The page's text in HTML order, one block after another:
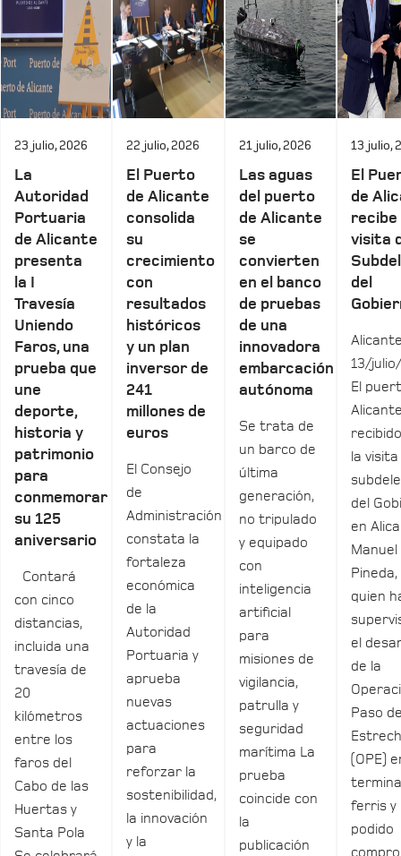
23 julio, 2026
La
Autoridad
Portuaria
de Alicante
presenta
la I
Travesía
Uniendo
Faros, una
prueba que
une
deporte,
historia y
patrimonio
para
conmemorar
su 125
aniversario
Contará
con cinco
distancias,
incluida una
travesía de
20
kilómetros
entre los
faros del
Cabo de las
Huertas y
Santa Pola
22 julio, 2026
El Puerto
de Alicante
consolida
su
crecimiento
con
resultados
históricos
y un plan
inversor de
241
millones de
euros
El Consejo
de
Administración
constata la
fortaleza
económica
de la
Autoridad
Portuaria y
aprueba
nuevas
actuaciones
para
reforzar la
sostenibilidad,
la innovación
y la
21 julio, 2026
Las aguas
del puerto
de Alicante
se
convierten
en el banco
de pruebas
de una
innovadora
embarcación
autónoma
Se trata de
un barco de
última
generación,
no tripulado
y equipado
con
inteligencia
artificial
para
misiones de
vigilancia,
patrulla y
seguridad
marítima La
prueba
coincide con
la
publicación
13 julio,
El
de
recibe
visita
del
13/
El
la
del
en
Manuel
Pineda,
quien
el
de la
Paso
(OPE)
ferris y
podido